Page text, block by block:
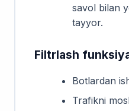
savol bilan
tayyor.
Filtrlash
Botlardan
Trafikni